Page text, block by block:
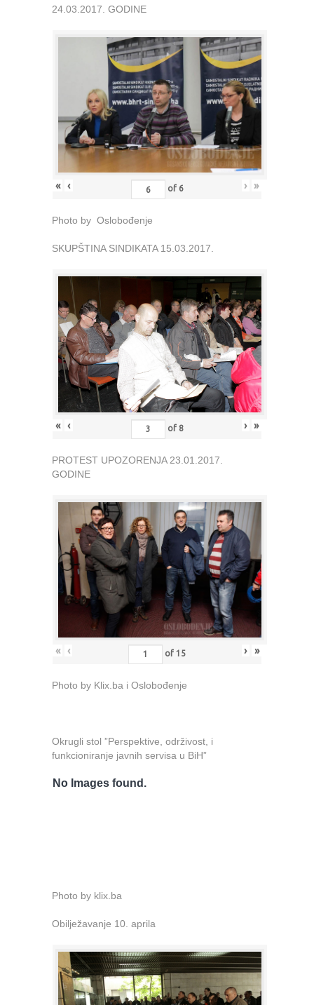
24.03.2017. GODINE
« ‹ of 6 › »
Photo by Oslobođenje
SKUPŠTINA SINDIKATA 15.03.2017.
« ‹ of 8 › »
PROTEST UPOZORENJA 23.01.2017.
GODINE
« ‹ of 15 › »
Photo by Klix.ba i Oslobođenje
Okrugli stol ”Perspektive, održivost, i
funkcioniranje javnih servisa u BiH”
No Images found.
Photo by klix.ba
Obilježavanje 10. aprila